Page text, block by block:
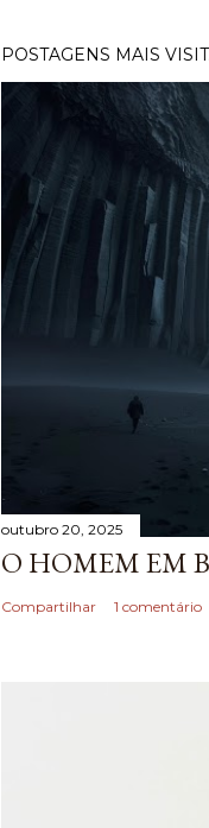
POSTAGENS MAIS
outubro 20, 2025
O HOMEM EM
Compartilhar 1 comentário